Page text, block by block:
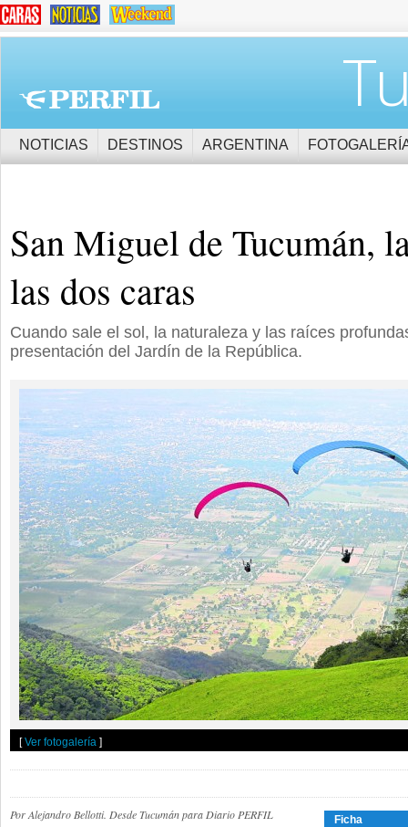
NOTICIAS DESTINOS ARGENTINA
San Miguel de Tucumán,
las dos caras
Cuando sale el sol, la naturaleza y las raíces
presentación del Jardín de la República.
[Ver fotogalería ]
Ficha
Por Alejandro Bellotti. Desde Tucumán para Diario PERFIL